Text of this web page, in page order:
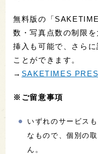
無料版の「
数・写真点数の制限
挿入も可能で、さら
ことができます。
→ SAKETIMES
※ご留意事項
いずれのサービス
なもので、個別の
ん。